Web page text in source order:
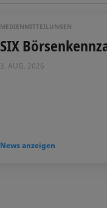
MEDIENMITTEILUNGEN
SIX
3. AUG. 2026
News anzeigen